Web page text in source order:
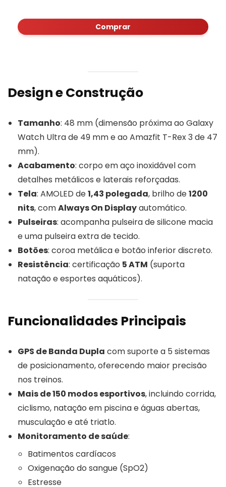
Comprar
Design e Construção
Tamanho: 48 mm (dimensão próxima ao Galaxy
Watch Ultra de 49 mm e ao Amazfit T-Rex 3 de 47
mm).
Acabamento: corpo em aço inoxidável com
detalhes metálicos e laterais reforçadas.
Tela: AMOLED de1,43 polegada, brilho de1200
nits, comAlways On Displayautomático.
Pulseiras: acompanha pulseira de silicone macia
e uma pulseira extra de tecido.
Botões: coroa metálica e botão inferior discreto.
Resistência: certificação 5 ATM (suporta
natação e esportes aquáticos).
Funcionalidades Principais
GPS de Banda Dupla com suporte a 5 sistemas
de posicionamento, oferecendo maior precisão
nos treinos.
Mais de 150 modos esportivos, incluindo corrida,
ciclismo, natação em piscina e águas abertas,
musculação e até triatlo.
Monitoramento de saúde:
Batimentos cardíacos
Oxigenação do sangue (SpO2)
Estresse